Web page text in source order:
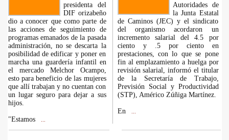
presidenta del
DIF orizabeño
dio a conocer que como parte de
las acciones de seguimiento de
programas emanados de la pasada
administración, no se descarta la
posibilidad de edificar y poner en
marcha una guardería infantil en
el mercado Melchor Ocampo,
esto para beneficio de las mujeres
que allí trabajan y no cuentan con
un lugar seguro para dejar a sus
hijos.
"Estamos
Autoridades de
la Junta Estatal
de Caminos (JEC) y el sindicato
del organismo acordaron un
incremento salarial del 4.5 por
ciento y .5 por ciento en
prestaciones, con lo que se pone
fin al emplazamiento a huelga por
revisión salarial, informó el titular
de la Secretaría de Trabajo,
Previsión Social y Productividad
(STP), Américo Zúñiga Martínez.
En